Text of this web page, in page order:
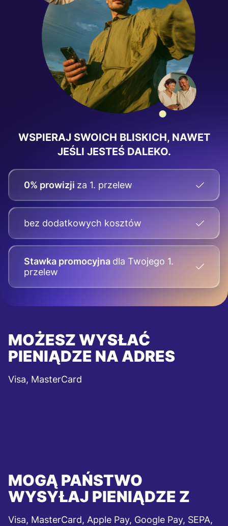
WSPIERAJ SWOICH BLISKICH, NAWET
JEŚLI JESTEŚ DALEKO.
0% prowizji za 1. przelew
bez dodatkowych kosztów
Stawka promocyjna dla Twojego 1.
przelew
MOŻESZ WYSŁAĆ
PIENIĄDZE NA ADRES
Visa, MasterCard
MOGĄ PAŃSTWO
WYSYŁAJ PIENIĄDZE Z
Visa, MasterCard, Apple Pay, Google Pay, SEPA,